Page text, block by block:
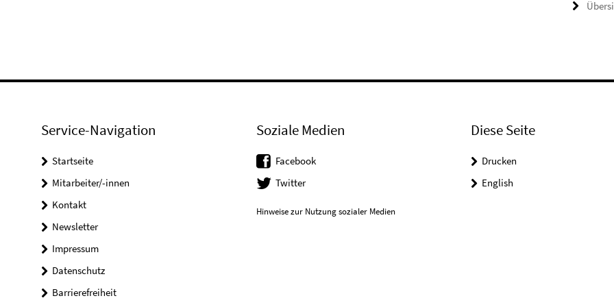
Service-Navigation
Startseite
Mitarbeiter/-innen
Kontakt
Newsletter
Impressum
Datenschutz
Barrierefreiheit
Soziale Medien
Facebook
Twitter
Hinweise zur Nutzung sozialer Medien
Diese Seite
Drucken
English